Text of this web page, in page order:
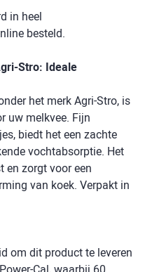
in heel
besteld.
Stro: Ideale
het merk Agri-Stro, is
uw melkvee. Fijn
biedt het een zachte
vochtabsorptie. Het
en zorgt voor een
van koek. Verpakt in
om dit product te leveren